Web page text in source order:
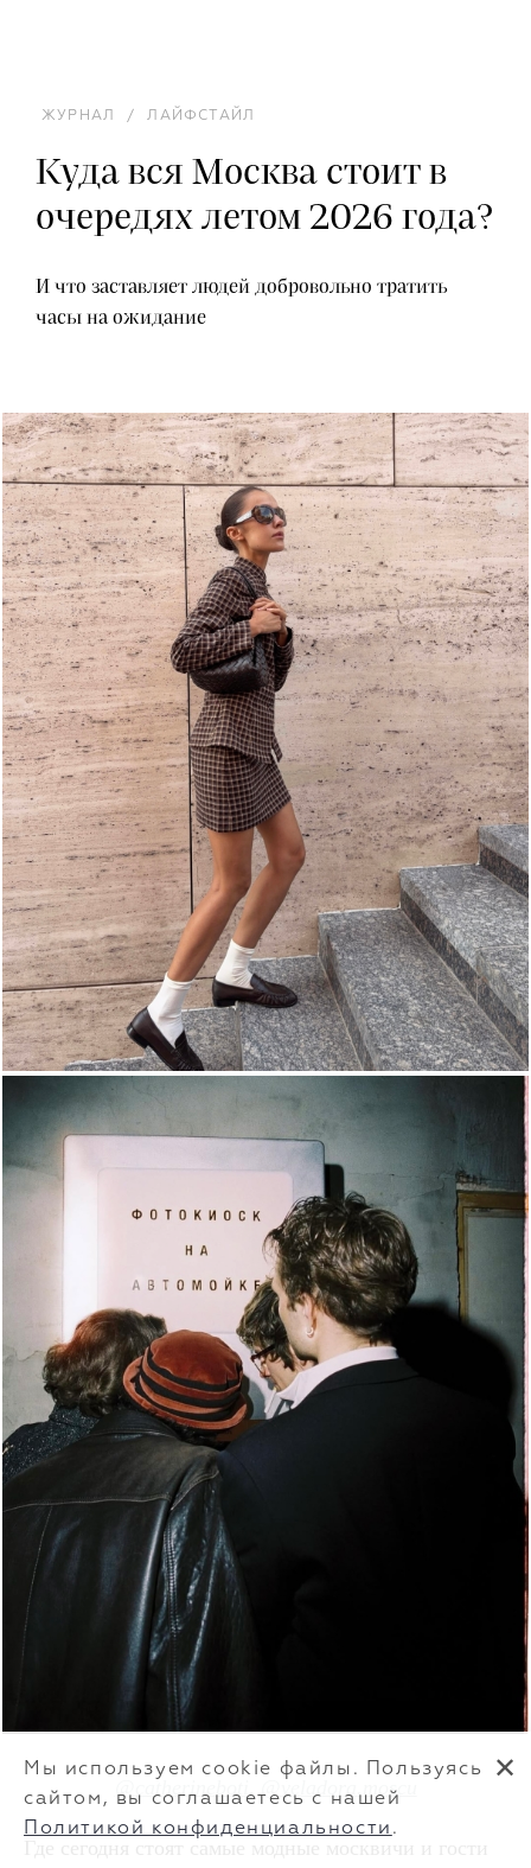
ЖУРНАЛ / ЛАЙФСТАЙЛ
Куда вся Москва стоит в
очередях летом 2026 года?
И что заставляет людей добровольно тратить
часы на ожидание
@catherineboti @veladora.moscu
Мы используем cookie файлы. Пользуясь
сайтом, вы соглашаетесь с нашей
Политикой конфиденциальности .
✕